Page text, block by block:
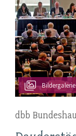
Bildergalerie
dbb